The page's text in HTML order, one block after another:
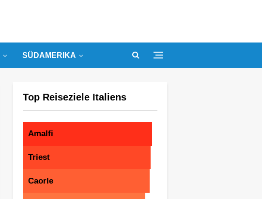
SÜDAMERIKA
Top Reiseziele Italiens
Amalfi
Triest
Caorle